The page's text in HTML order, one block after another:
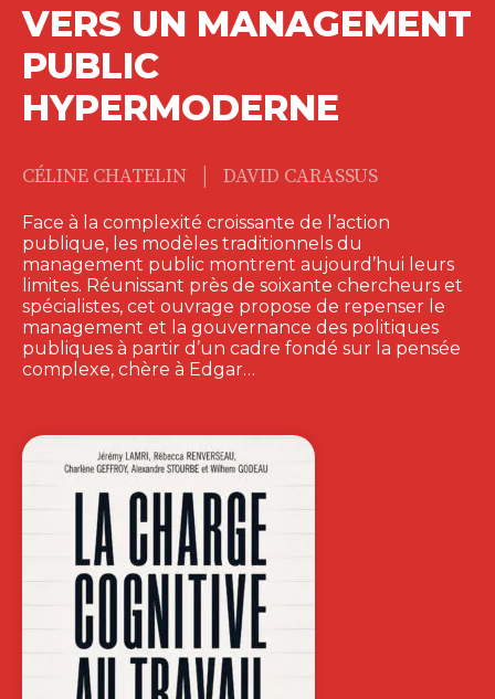
VERS UN MANAGEMENT
PUBLIC
HYPERMODERNE
CÉLINE CHATELIN | DAVID CARASSUS
Face à la complexité croissante de l’action
publique, les modèles traditionnels du
management public montrent aujourd’hui leurs
limites. Réunissant près de soixante chercheurs et
spécialistes, cet ouvrage propose de repenser le
management et la gouvernance des politiques
publiques à partir d’un cadre fondé sur la pensée
complexe, chère à Edgar…